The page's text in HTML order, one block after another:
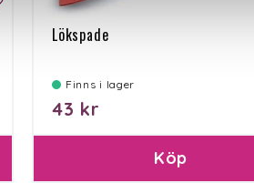
Lökspade
Finns i lager
43 kr
Köp